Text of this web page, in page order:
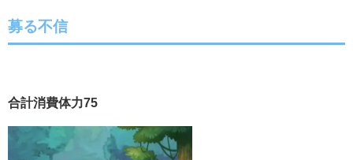
募る不信
合計消費体力75